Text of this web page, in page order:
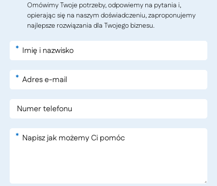
Omówimy Twoje potrzeby, odpowiemy na pytania i,
opierając się na naszym doświadczeniu, zaproponujemy
najlepsze rozwiązania dla Twojego biznesu.
*
*
*